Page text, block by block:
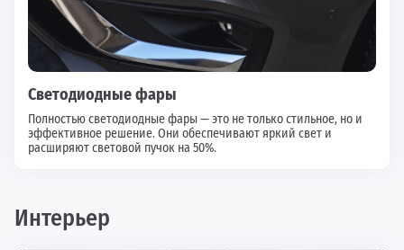
Светодиодные фары
Полностью светодиодные фары — это не только стильное, но и
эффективное решение. Они обеспечивают яркий свет и
расширяют световой пучок на 50%.
Интерьер